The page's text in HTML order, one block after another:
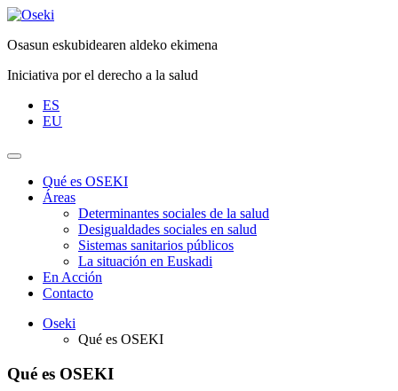
Saltar
contenido
Osasun eskubidearen aldeko ekimena
Iniciativa por el derecho a la salud
ES
EU
Qué es OSEKI
Áreas
Determinantes sociales de la salud
Desigualdades sociales en salud
Sistemas sanitarios públicos
La situación en Euskadi
En Acción
Contacto
Oseki
Qué es OSEKI
Qué es OSEKI